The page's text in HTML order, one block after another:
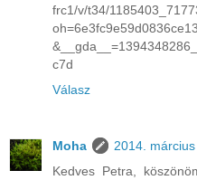
frc1/v/t34/
c7d
Válasz
Moha
2014.
Kedves Petra,